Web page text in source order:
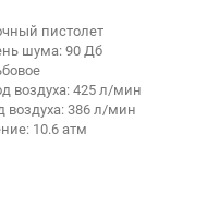
пистолет
шума: 90 Дб
воздуха: 425 л/мин
386 л/мин
10.6 атм